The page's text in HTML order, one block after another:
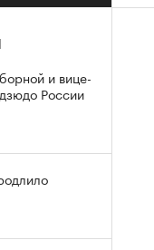
и вице-
России